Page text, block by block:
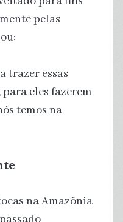
pelas
trazer essas
eles fazerem
temos na
na Amazônia